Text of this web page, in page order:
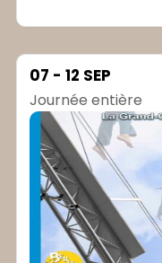
07 - 12 SEP
Journée entière